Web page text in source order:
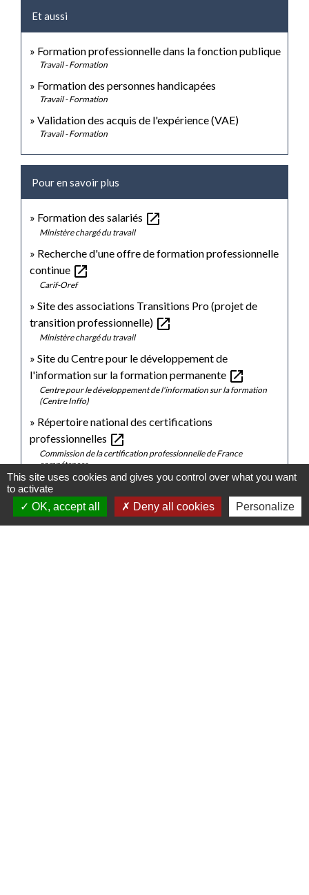
Et aussi
Formation professionnelle dans la fonction publique
Travail - Formation
Formation des personnes handicapées
Travail - Formation
Validation des acquis de l'expérience (VAE)
Travail - Formation
Pour en savoir plus
Formation des salariés open_in_new
Ministère chargé du travail
Recherche d'une offre de formation professionnelle
continue open_in_new
Carif-Oref
Site des associations Transitions Pro (projet de
transition professionnelle) open_in_new
Ministère chargé du travail
Site du Centre pour le développement de
l'information sur la formation permanente open_in_new
Centre pour le développement de l'information sur la formation
(Centre Inffo)
Répertoire national des certifications
professionnelles open_in_new
Commission de la certification professionnelle de France
compétences
Signaler une erreur sur cette page
This site uses cookies and gives you control over what you want
to activate
OK, accept all
Deny all cookies Personalize